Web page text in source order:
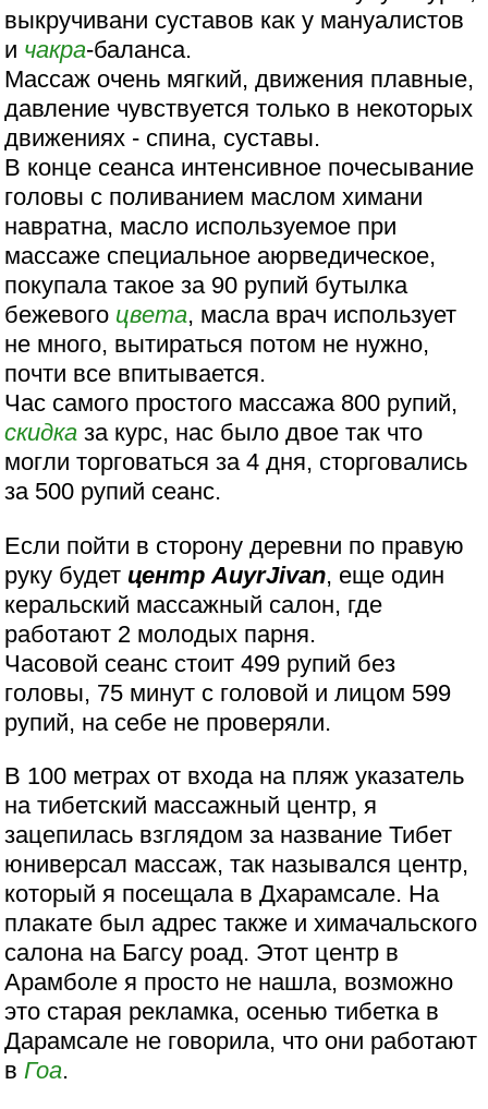
выкручивани суставов как у мануалистов
и чакра-баланса.
Массаж очень мягкий, движения плавные,
давление чувствуется только в некоторых
движениях - спина, суставы.
В конце сеанса интенсивное почесывание
головы с поливанием маслом химани
навратна, масло используемое при
массаже специальное аюрведическое,
покупала такое за 90 рупий бутылка
бежевого цвета, масла врач использует
не много, вытираться потом не нужно,
почти все впитывается.
Час самого простого массажа 800 рупий,
скидка за курс, нас было двое так что
могли торговаться за 4 дня, сторговались
за 500 рупий сеанс.
Если пойти в сторону деревни по правую
руку будет центр AuyrJivan, еще один
керальский массажный салон, где
работают 2 молодых парня.
Часовой сеанс стоит 499 рупий без
головы, 75 минут с головой и лицом 599
рупий, на себе не проверяли.
В 100 метрах от входа на пляж указатель
на тибетский массажный центр, я
зацепилась взглядом за название Тибет
юниверсал массаж, так назывался центр,
который я посещала в Дхарамсале. На
плакате был адрес также и химачальского
салона на Багсу роад. Этот центр в
Арамболе я просто не нашла, возможно
это старая рекламка, осенью тибетка в
Дарамсале не говорила, что они работают
в Гоа.